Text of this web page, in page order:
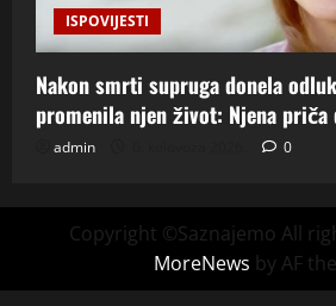
ISPOVIJESTI
Nakon smrti supruga donela
promenila njen život: Njena priča
admin 0
Copyright ©Saznajemo All
MoreNews by AF